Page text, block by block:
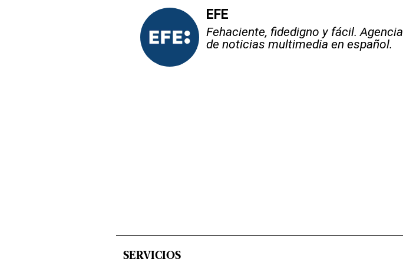
EFE
Fehaciente, fidedigno y fácil. Agencia
de noticias multimedia en español.
SERVICIOS